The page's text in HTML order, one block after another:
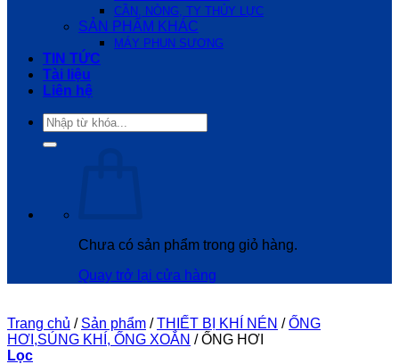
CẦN, NÒNG, TY THỦY LỰC
SẢN PHẨM KHÁC
MÁY PHUN SƯƠNG
TIN TỨC
Tài liệu
Liên hệ
Tìm
kiếm:
Chưa có sản phẩm trong giỏ hàng.
Quay trở lại cửa hàng
Trang chủ / Sản phẩm / THIẾT BỊ KHÍ NÉN / ỐNG
HƠI,SÚNG KHÍ, ỐNG XOẮN /ỐNG HƠI
Lọc